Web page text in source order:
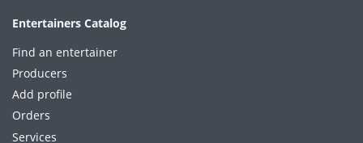
Entertainers Catalog
Find an entertainer
Producers
Add profile
Orders
Services